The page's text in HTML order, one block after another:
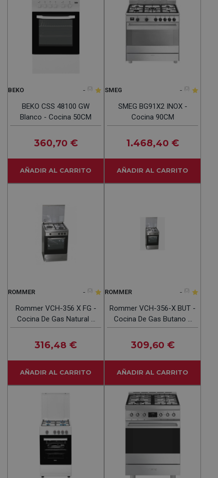
BEKO - (0)
BEKO CSS 48100 GW
Blanco - Cocina 50CM
360,70 €
AÑADIR AL CARRITO
SMEG - (0)
SMEG BG91X2 INOX -
Cocina 90CM
1.468,40 €
AÑADIR AL CARRITO
ROMMER - (0)
Rommer VCH-356 X FG -
Cocina De Gas Natural 3
Fuegos
316,48 €
AÑADIR AL CARRITO
ROMMER - (0)
Rommer VCH-356-X BUT -
Cocina De Gas Butano 3
Fuegos
309,60 €
AÑADIR AL CARRITO